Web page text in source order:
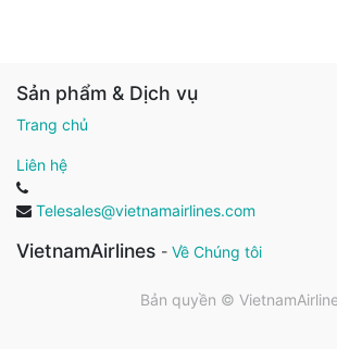
Sản phẩm & Dịch vụ
Trang chủ
Liên hệ
Telesales@vietnamairlines.com
VietnamAirlines - Về Chúng tôi
Bản quyền ©